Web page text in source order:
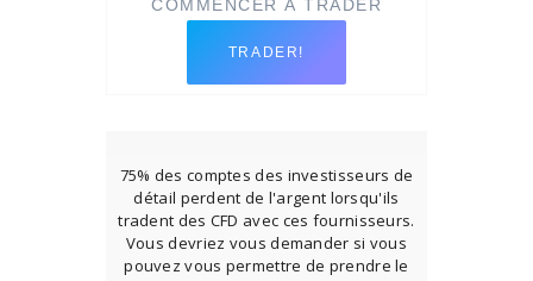
TRADER!
75% des comptes des investisseurs de
détail perdent de l'argent lorsqu'ils
tradent des CFD avec ces fournisseurs.
Vous devriez vous demander si vous
pouvez vous permettre de prendre le